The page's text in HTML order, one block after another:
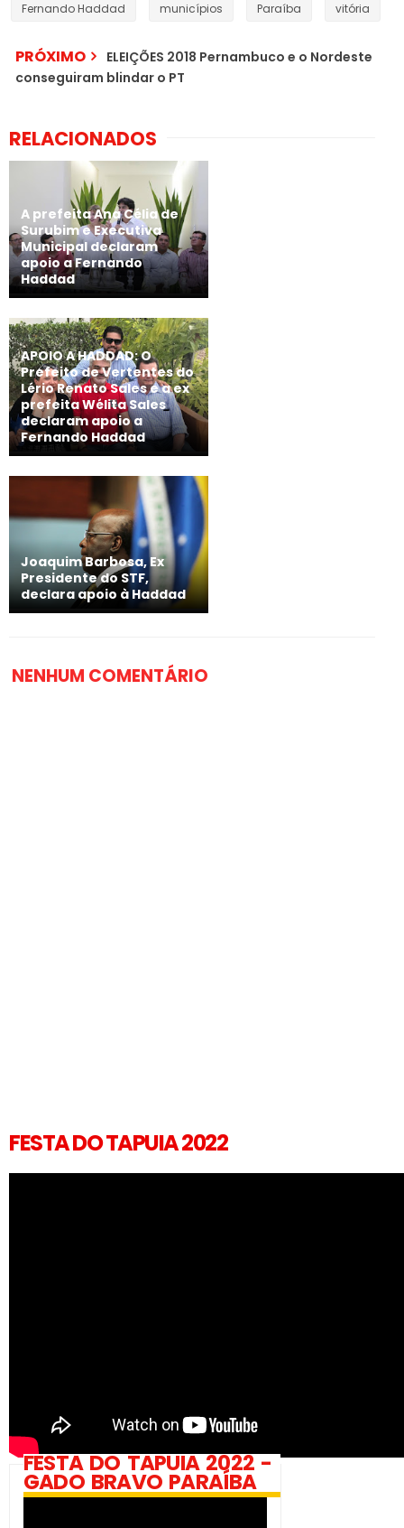
Fernando Haddad municípios Paraíba vitória
PRÓXIMO
ELEIÇÕES 2018 Pernambuco e o Nordeste
conseguiram blindar o PT
RELACIONADOS
A prefeita Ana Célia de
Surubim e Executiva
Municipal declaram
apoio a Fernando
Haddad
APOIO A HADDAD: O
Prefeito de Vertentes do
Lério Renato Sales e a ex
prefeita Wélita Sales
declaram apoio a
Fernando Haddad
Joaquim Barbosa, Ex
Presidente do STF,
declara apoio à Haddad
NENHUM COMENTÁRIO
FESTA DO TAPUIA 2022
FESTA DO TAPUIA 2022 -
GADO BRAVO PARAÍBA